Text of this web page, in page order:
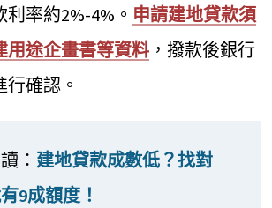
利率約2%-4%。 申請建地貸款須
用途企畫書等資料 ，撥款後銀行
確認。
： 建地貸款成數低？找對
9成額度！